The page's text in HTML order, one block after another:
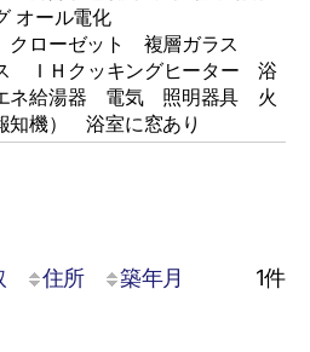
オール電化
クローゼット 複層ガラス
ＩＨクッキングヒーター 浴
ネ給湯器 電気 照明器具 火
知機） 浴室に窓あり
住所 築年月 1件